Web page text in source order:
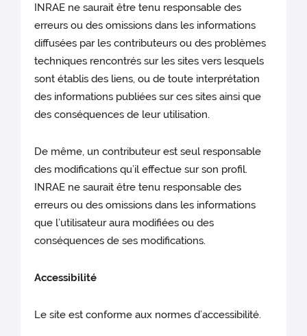
INRAE ne saurait être tenu responsable des
erreurs ou des omissions dans les informations
diffusées par les contributeurs ou des problèmes
techniques rencontrés sur les sites vers lesquels
sont établis des liens, ou de toute interprétation
des informations publiées sur ces sites ainsi que
des conséquences de leur utilisation.
De même, un contributeur est seul responsable
des modifications qu’il effectue sur son profil.
INRAE ne saurait être tenu responsable des
erreurs ou des omissions dans les informations
que l’utilisateur aura modifiées ou des
conséquences de ses modifications.
Accessibilité
Le site est conforme aux normes d’accessibilité.